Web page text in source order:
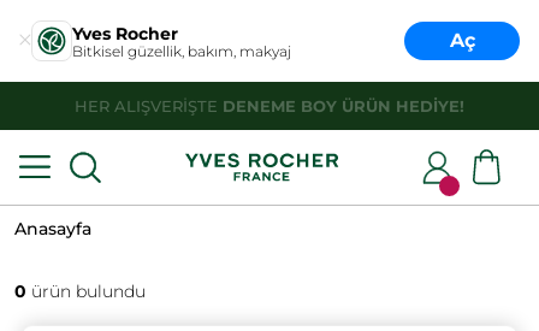
Yves Rocher
Bitkisel güzellik, bakım, makyaj Aç
HER ALIŞVERİŞTE DENEME BOY ÜRÜN HEDİYE!
Anasayfa
0 ürün bulundu